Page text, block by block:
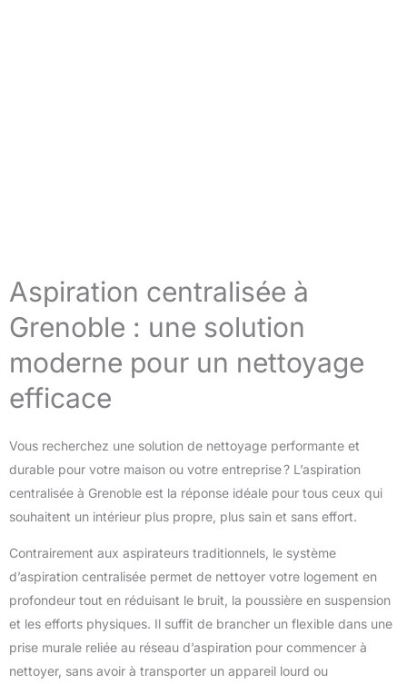
Aspiration centralisée à
Grenoble : une solution
moderne pour un nettoyage
efficace
Vous recherchez une solution de nettoyage performante et
durable pour votre maison ou votre entreprise ? L’aspiration
centralisée à Grenoble est la réponse idéale pour tous ceux qui
souhaitent un intérieur plus propre, plus sain et sans effort.
Contrairement aux aspirateurs traditionnels, le système
d’aspiration centralisée permet de nettoyer votre logement en
profondeur tout en réduisant le bruit, la poussière en suspension
et les efforts physiques. Il suffit de brancher un flexible dans une
prise murale reliée au réseau d’aspiration pour commencer à
nettoyer, sans avoir à transporter un appareil lourd ou